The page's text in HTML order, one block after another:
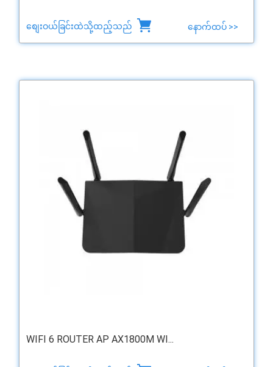
စျေးဝယ်ခြင်းထဲသို့ထည့်သည် နောက်ထပ် >>
WIFI 6 ROUTER AP AX1800M WI...